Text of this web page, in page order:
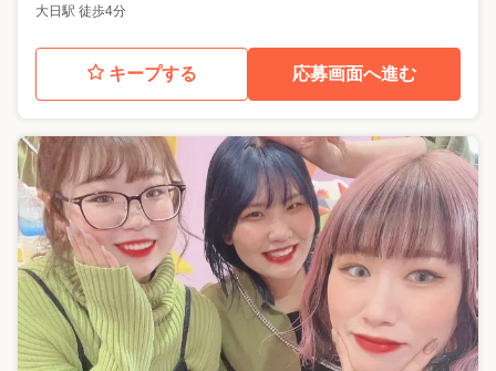
大日駅 徒歩4分
キープする 応募画面へ進む